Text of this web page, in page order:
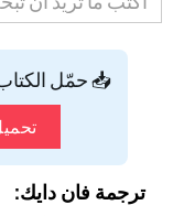
📥 حمّل
ترجمة فان دايك: